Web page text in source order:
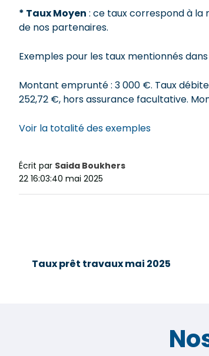
* Taux Moyen : ce taux correspond à
de nos partenaires.
Exemples pour les taux mentionnés
Montant emprunté : 3 000 €. Taux
252,72 €, hors assurance facultative.
Voir la totalité des exemples
Écrit par Saida Boukhers
22 16:03:40 mai 2025
Taux prêt travaux mai 2025